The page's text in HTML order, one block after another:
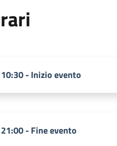
10:30 - Inizio evento
21:00 - Fine evento